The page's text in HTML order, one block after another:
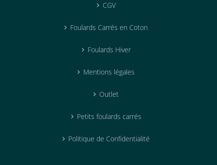
CGV
Foulards Carrés en Coton
Foulards Hiver
Mentions légales
Outlet
Petits foulards carrés
Politique de Confidentialité